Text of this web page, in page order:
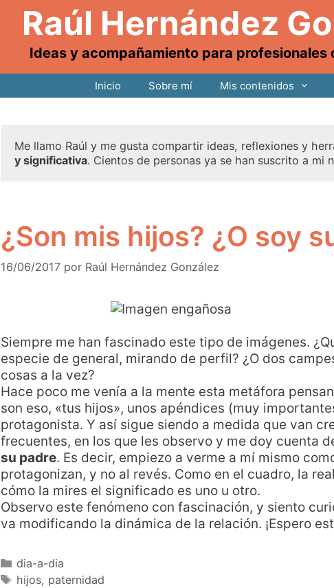
Raúl Hernández
Ideas y acompañamiento para
Inicio Sobre mí Mis contenidos
Me llamo Raúl y me gusta compartir ideas, reflexiones y
y significativa. Cientos de personas ya se han suscrito a mi
¿Son mis hijos? ¿O soy
16/06/2017 por Raúl Hernández González
Siempre me han fascinado este tipo de imágenes.
especie de general, mirando de perfil? ¿O dos
cosas a la vez?
Hace poco me venía a la mente esta metáfora
son eso, «tus hijos», unos apéndices (muy
protagonista. Y así sigue siendo a medida que van
frecuentes, en los que les observo y me doy cuenta
su padre. Es decir, empiezo a verme a mí mismo
protagonizan, y no al revés. Como en el cuadro, la
cómo la mires el significado es uno u otro.
Observo este fenómeno con fascinación, y siento
va modificando la dinámica de la relación. ¡Espero
dia-a-dia
hijos, paternidad